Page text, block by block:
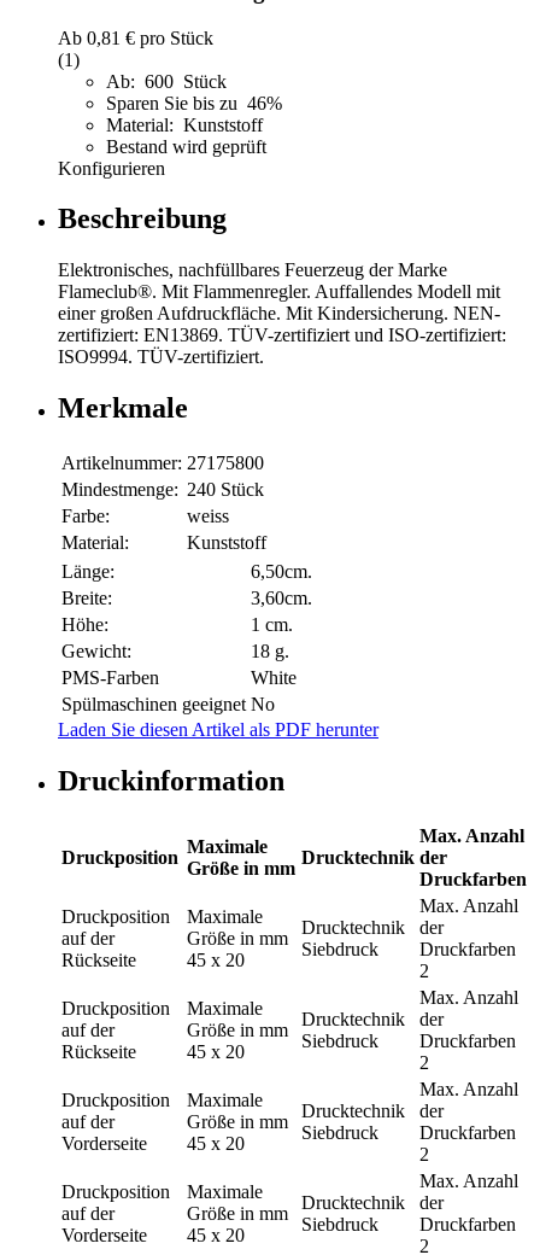
Ab 0,81 € pro Stück
(1)
Ab: 600 Stück
Sparen Sie bis zu 46%
Material: Kunststoff
Bestand wird geprüft
Konfigurieren
Beschreibung
Elektronisches, nachfüllbares Feuerzeug der Marke
Flameclub®. Mit Flammenregler. Auffallendes Modell mit
einer großen Aufdruckfläche. Mit Kindersicherung. NEN-
zertifiziert: EN13869. TÜV-zertifiziert und ISO-zertifiziert:
ISO9994. TÜV-zertifiziert.
Merkmale
Artikelnummer: 27175800
Mindestmenge: 240 Stück
Farbe:
weiss
Material:
Kunststoff
Länge:
6,50cm.
Breite:
3,60cm.
Höhe:
1 cm.
Gewicht:
18 g.
PMS-Farben
White
Spülmaschinen geeignet No
Laden Sie diesen Artikel als PDF herunter
Druckinformation
Druckposition
Maximale
Größe in mm
Drucktechnik
Max. Anzahl
der
Druckfarben
Druckposition
auf der
Rückseite
Maximale
Größe in mm
45 x 20
Drucktechnik
Siebdruck
Max. Anzahl
der
Druckfarben
2
Druckposition
auf der
Rückseite
Maximale
Größe in mm
45 x 20
Drucktechnik
Siebdruck
Max. Anzahl
der
Druckfarben
2
Druckposition
auf der
Vorderseite
Maximale
Größe in mm
45 x 20
Drucktechnik
Siebdruck
Max. Anzahl
der
Druckfarben
2
Druckposition
auf der
Vorderseite
Maximale
Größe in mm
45 x 20
Drucktechnik
Siebdruck
Max. Anzahl
der
Druckfarben
2